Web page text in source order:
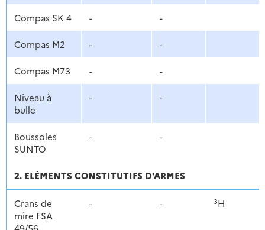
Compas SK 4 - -
Compas M2 - -
Compas M73 - -
Niveau à
bulle
- -
Boussoles
SUNTO
- -
2. ELÉMENTS CONSTITUTIFS D'ARMES
Crans de
mire FSA
- - 3H